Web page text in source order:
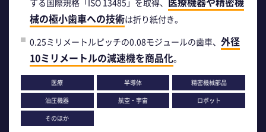
する国際規格「ISO 13485」を取得、
械の極小歯車への技術は折り紙付き。
0.25ミリメートルピッチの0.08モジュールの歯車、 外径
10ミリメートルの減速機を商品化。
医療 半導体
精密機械部品
油圧機器
航空・宇宙
ロボット
そのほか